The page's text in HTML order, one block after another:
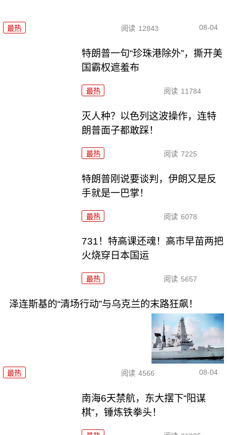
最热 阅读 12843 08-04
特朗普一句“珍珠港除外”，撕开美
国霸权遮羞布
最热 阅读 11784
灭人种？以色列这波操作，连特
朗普面子都敢踩！
最热 阅读 7225
特朗普刚说要谈判，伊朗又是反
手就是一巴掌！
最热 阅读 6078
731！特高课还魂！高市早苗两把
火烧穿日本国运
最热 阅读 5657
泽连斯基的“清场行动”与乌克兰的末路狂飙！
最热 阅读 4566 08-04
南海6天禁航，东大摆下“阳谋
棋”，锤炼铁拳头！